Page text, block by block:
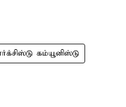
கம்யூனிஸ்டு